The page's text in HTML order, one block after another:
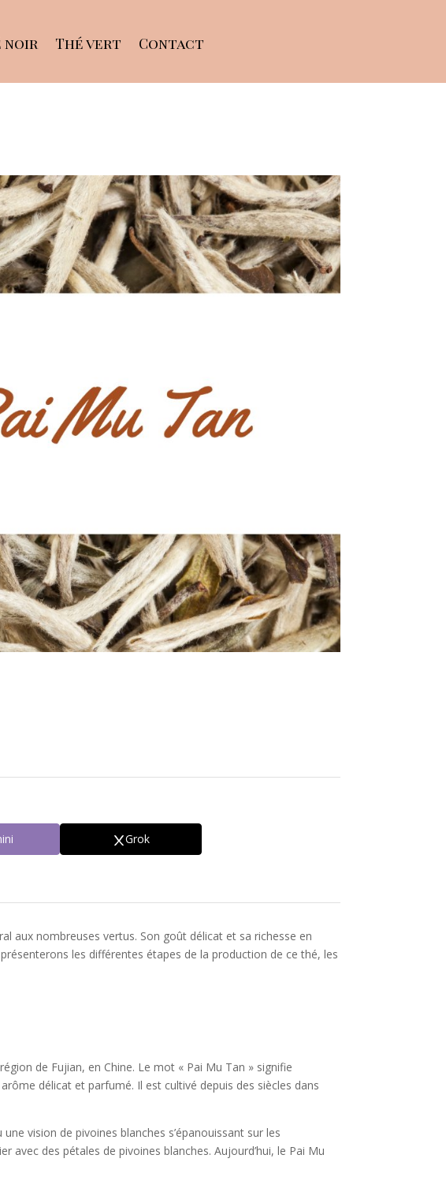
noir Thé vert Contact
Grok
aux nombreuses vertus. Son goût délicat et sa richesse en
les différentes étapes de la production de ce thé, les
de Fujian, en Chine. Le mot « Pai Mu Tan » signifie
délicat et parfumé. Il est cultivé depuis des siècles dans
vision de pivoines blanches s’épanouissant sur les
des pétales de pivoines blanches. Aujourd’hui, le Pai Mu